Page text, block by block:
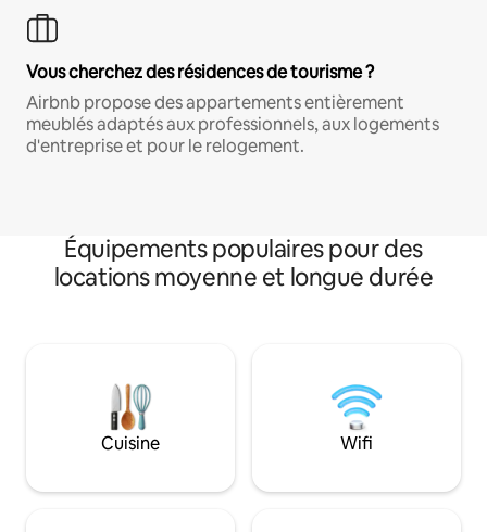
Vous cherchez des résidences de tourisme ?
Airbnb propose des appartements entièrement
meublés adaptés aux professionnels, aux logements
d'entreprise et pour le relogement.
Équipements populaires pour des
locations moyenne et longue durée
Cuisine Wifi